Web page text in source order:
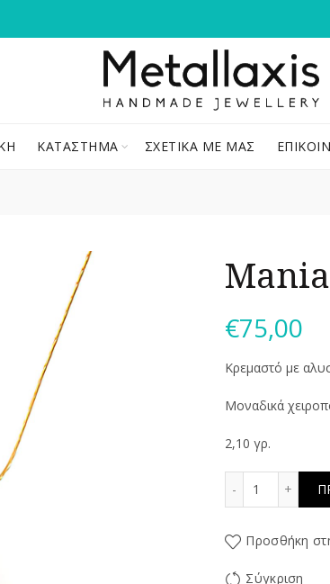
ΚΑΤΆΣΤΗΜΑ ΣΧΕΤΙΚΆ ΜΕ ΜΑΣ
Mania
€75,00
Κρεμαστό με
Μοναδικά
2,10 γρ.
Προσθήκη
Σύγκριση